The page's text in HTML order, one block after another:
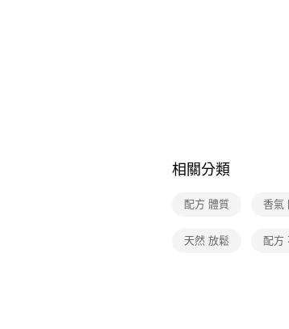
相關分類
配方 體質 香氣
天然 放鬆 配方